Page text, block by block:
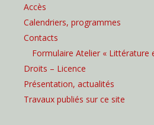
Accès
Calendriers, programmes
Contacts
Formulaire Atelier « Littérature
Droits – Licence
Présentation, actualités
Travaux publiés sur ce site